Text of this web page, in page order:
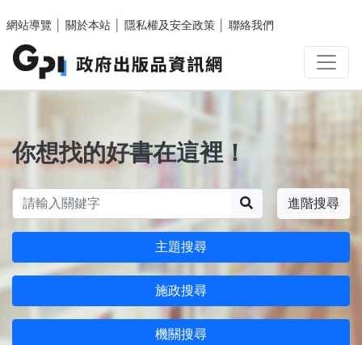
網站導覽
關於本站 隱私權及安全政策 聯絡我們
你想找的好書在這裡！
進階搜尋
主題搜尋
施政搜尋
機關搜尋